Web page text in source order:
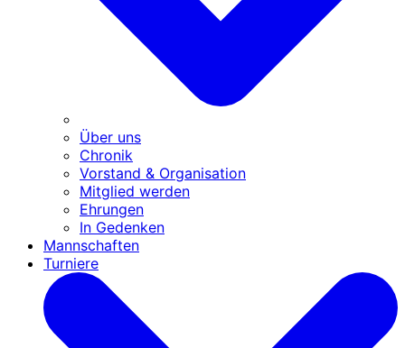
Über uns
Chronik
Vorstand & Organisation
Mitglied werden
Ehrungen
In Gedenken
Mannschaften
Turniere